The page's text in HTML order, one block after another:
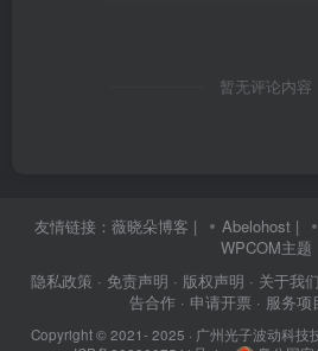
暂无评论内容
友情链接： 薇晓朵博客 | Abelohost |
WPCOM主题
隐私政策 · 免责声明 · 版权声明 · 关于我们
告合作 · 申请开票 · 服务项
Copyright © 2021- 2025 · 广州光子波动科技